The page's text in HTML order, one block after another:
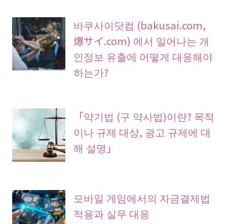
바쿠사이닷컴 (bakusai.com,
爆サイ.com) 에서 일어나는 개
인정보 유출에 어떻게 대응해야
하는가?
「약기법 (구 약사법)이란? 목적
이나 규제 대상, 광고 규제에 대
해 설명」
모바일 게임에서의 자금결제법
적용과 실무 대응